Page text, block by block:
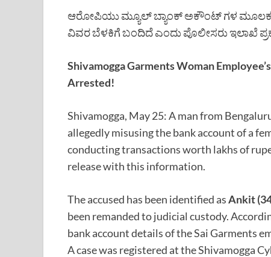
ಆರೋಪಿಯು ಮ್ಯೂಲ್ ಬ್ಯಾಂಕ್ ಅಕೌಂಟ್ ಗಳ ಮೂಲಕ
ವಿವರ ಬೆಳಕಿಗೆ ಬಂದಿದೆ ಎಂದು ಪೊಲೀಸರು ಇಲಾಖೆ
Shivamogga Garments Woman
Arrested!
Shivamogga, May 25: A man from
allegedly misusing the bank account of a
conducting transactions worth lakhs of
release with this information.
The accused has been identified asAnkit
been remanded to judicial custody.
bank account details of the Sai Garments
A case was registered at the Shivamogga